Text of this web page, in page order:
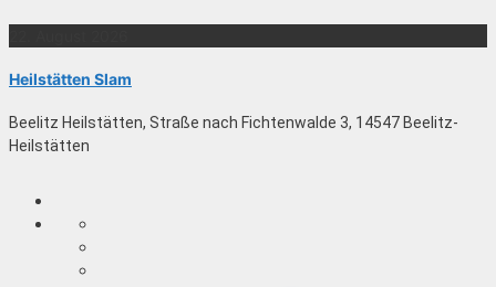
Heilstätten Slam
Beelitz Heilstätten, Straße nach Fichtenwalde 3, 14547 Beelitz-
Heilstätten